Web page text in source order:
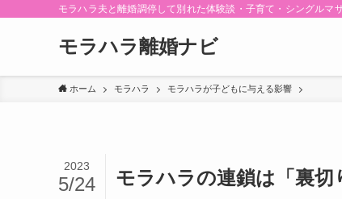
モラハラ夫と離婚調停して別れた体験談・子育て・シングルマ
モラハラ離婚ナビ
ホーム モラハラ モラハラが子どもに与える影響
モラハラの連鎖は「裏
2023
5/24